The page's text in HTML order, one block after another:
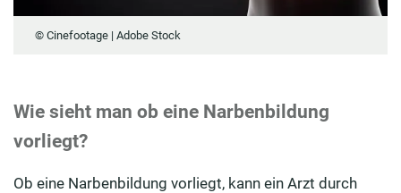
© Cinefootage | Adobe Stock
Wie sieht man ob eine Narbenbildung
vorliegt?
Ob eine Narbenbildung vorliegt, kann ein Arzt durch